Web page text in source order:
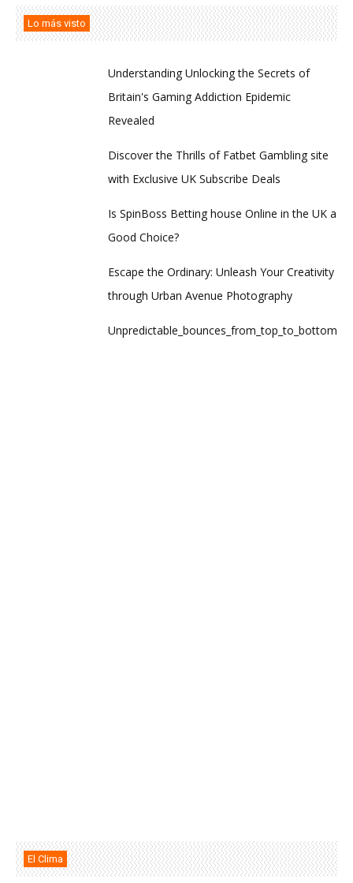
Lo más visto
Understanding Unlocking the Secrets of
Britain's Gaming Addiction Epidemic
Revealed
Discover the Thrills of Fatbet Gambling site
with Exclusive UK Subscribe Deals
Is SpinBoss Betting house Online in the UK a
Good Choice?
Escape the Ordinary: Unleash Your Creativity
through Urban Avenue Photography
El Clima